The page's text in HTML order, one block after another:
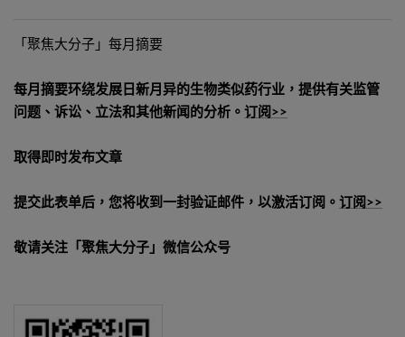
「聚焦大分子」每月摘要
每月摘要环绕发展日新月异的生物类似药行业，提供有关监管
问题、诉讼、立法和其他新闻的分析。 订阅>>
取得即时发布文章
提交此表单后，您将收到一封验证邮件，以激活订阅。 订阅>>
敬请关注「聚焦大分子」微信公众号